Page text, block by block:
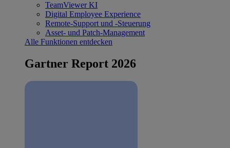
TeamViewer KI
Digital Employee Experience
Remote-Support und -Steuerung
Asset- und Patch-Management
Alle Funktionen entdecken
Gartner Report 2026